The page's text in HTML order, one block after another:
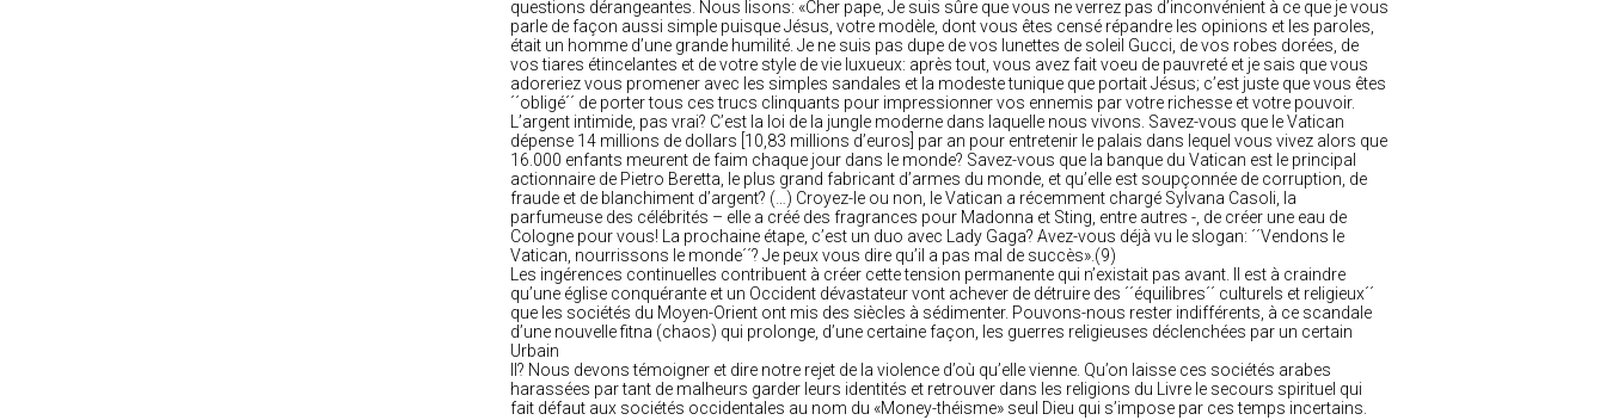
questions dérangeantes. Nous lisons: «Cher pape, Je suis sûre que vous ne verrez pas d’inconvénient à ce que je vous
parle de façon aussi simple puisque Jésus, votre modèle, dont vous êtes censé répandre les opinions et les paroles,
était un homme d’une grande humilité. Je ne suis pas dupe de vos lunettes de soleil Gucci, de vos robes dorées, de
vos tiares étincelantes et de votre style de vie luxueux: après tout, vous avez fait voeu de pauvreté et je sais que vous
adoreriez vous promener avec les simples sandales et la modeste tunique que portait Jésus; c’est juste que vous êtes
´´obligé´´ de porter tous ces trucs clinquants pour impressionner vos ennemis par votre richesse et votre pouvoir.
L’argent intimide, pas vrai? C’est la loi de la jungle moderne dans laquelle nous vivons. Savez-vous que le Vatican
dépense 14 millions de dollars [10,83 millions d’euros] par an pour entretenir le palais dans lequel vous vivez alors que
16.000 enfants meurent de faim chaque jour dans le monde? Savez-vous que la banque du Vatican est le principal
actionnaire de Pietro Beretta, le plus grand fabricant d’armes du monde, et qu’elle est soupçonnée de corruption, de
fraude et de blanchiment d’argent? (…) Croyez-le ou non, le Vatican a récemment chargé Sylvana Casoli, la
parfumeuse des célébrités – elle a créé des fragrances pour Madonna et Sting, entre autres -, de créer une eau de
Cologne pour vous! La prochaine étape, c’est un duo avec Lady Gaga? Avez-vous déjà vu le slogan: ´´Vendons le
Vatican, nourrissons le monde´´? Je peux vous dire qu’il a pas mal de succès».(9)
Les ingérences continuelles contribuent à créer cette tension permanente qui n’existait pas avant. Il est à craindre
qu’une église conquérante et un Occident dévastateur vont achever de détruire des ´´équilibres´´ culturels et religieux´´
que les sociétés du Moyen-Orient ont mis des siècles à sédimenter. Pouvons-nous rester indifférents, à ce scandale
d’une nouvelle fitna (chaos) qui prolonge, d’une certaine façon, les guerres religieuses déclenchées par un certain
Urbain
II? Nous devons témoigner et dire notre rejet de la violence d’où qu’elle vienne. Qu’on laisse ces sociétés arabes
harassées par tant de malheurs garder leurs identités et retrouver dans les religions du Livre le secours spirituel qui
fait défaut aux sociétés occidentales au nom du «Money-théisme» seul Dieu qui s’impose par ces temps incertains.